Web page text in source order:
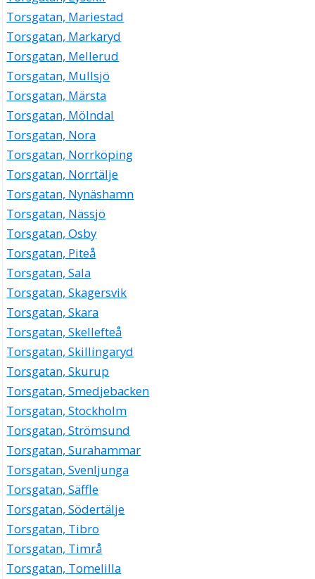
Torsgatan, Mariestad
Torsgatan, Markaryd
Torsgatan, Mellerud
Torsgatan, Mullsjö
Torsgatan, Märsta
Torsgatan, Mölndal
Torsgatan, Nora
Torsgatan, Norrköping
Torsgatan, Norrtälje
Torsgatan, Nynäshamn
Torsgatan, Nässjö
Torsgatan, Osby
Torsgatan, Piteå
Torsgatan, Sala
Torsgatan, Skagersvik
Torsgatan, Skara
Torsgatan, Skellefteå
Torsgatan, Skillingaryd
Torsgatan, Skurup
Torsgatan, Smedjebacken
Torsgatan, Stockholm
Torsgatan, Strömsund
Torsgatan, Surahammar
Torsgatan, Svenljunga
Torsgatan, Säffle
Torsgatan, Södertälje
Torsgatan, Tibro
Torsgatan, Timrå
Torsgatan, Tomelilla